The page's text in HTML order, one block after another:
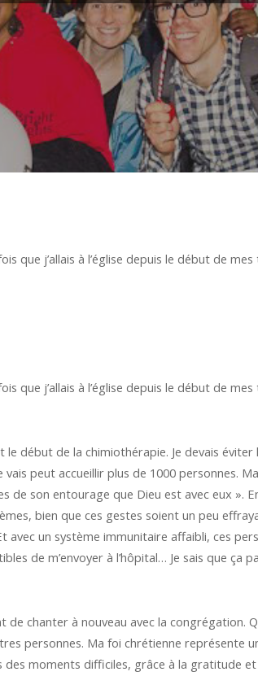
que j’allais à l’église depuis le début de
que j’allais à l’église depuis le début de
début de la chimiothérapie. Je devais éviter
vais peut accueillir plus de 1000 personnes.
de son entourage que Dieu est avec eux ».
bien que ces gestes soient un peu
avec un système immunitaire affaibli, ces
de m’envoyer à l’hôpital… Je sais que ça
de chanter à nouveau avec la congrégation.
personnes. Ma foi chrétienne
moments difficiles, grâce à la gratitude